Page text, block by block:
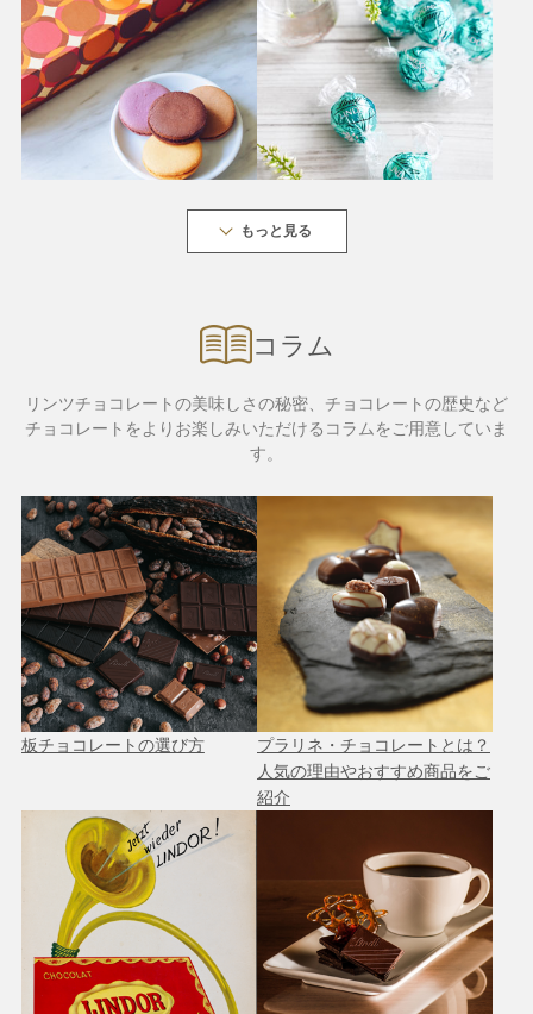
もっと見る
コラム
リンツチョコレートの美味しさの秘密、チョコレートの歴史など
チョコレートをよりお楽しみいただけるコラムをご用意していま
す。
板チョコレートの選び方
プラリネ・チョコレートとは？
人気の理由やおすすめ商品をご
紹介